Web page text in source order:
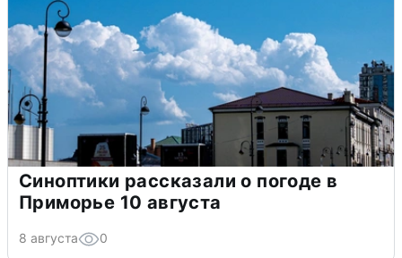
Синоптики рассказали о погоде в
Приморье 10 августа
8 августа 0